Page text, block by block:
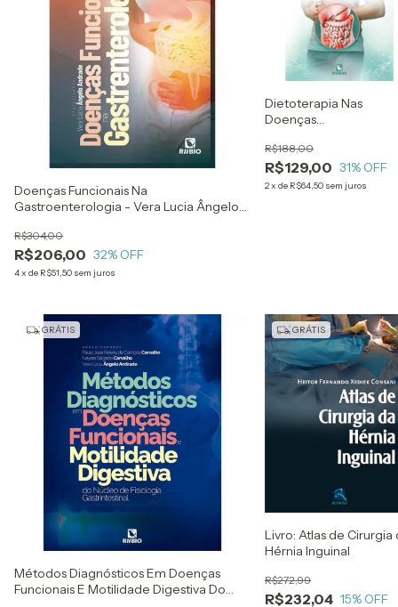
Doenças Funcionais Na
Gastroenterologia - Vera Lucia Ângelo
R$206,00
R$304,00
32% OFF
4x de R$51,50 sem juros
Dietoterapia Nas
Doenças
Adulto - Flavia Moraes
Silva E Valesca Dall
R$129,00
R$188,00
31% OFF
2x de R$64,50 sem juros
GRÁTIS
Métodos Diagnósticos Em Doenças
Funcionais E Motilidade Digestiva Do
GRÁTIS
Livro: Atlas de Cirurgia
Hérnia Inguinal
R$232,04
R$272,99
15% OFF